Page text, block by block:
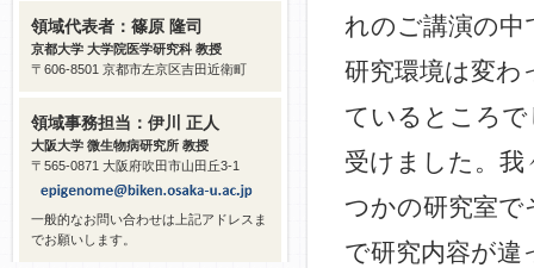
れのご講演の中
研究環境は変わ
ているところ
受けました。我
つかの研究室
で研究内容が
領域代表者：篠原 隆司
京都大学 大学院医学研究科 教授
〒606-8501 京都市左京区吉田近衛町
領域事務担当：伊川 正人
大阪大学 微生物病研究所 教授
〒565-0871 大阪府吹田市山田丘3-1
一般的なお問い合わせは上記アドレスま
でお願いします。